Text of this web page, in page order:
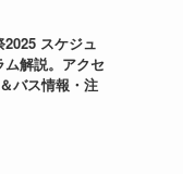
スケジュ
ム解説。アクセ
バス情報・注